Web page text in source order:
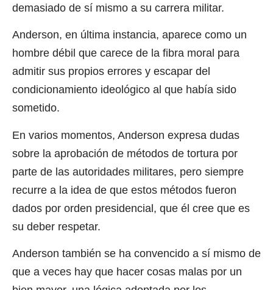
demasiado de sí mismo a su carrera militar.
Anderson, en última instancia, aparece como un
hombre débil que carece de la fibra moral para
admitir sus propios errores y escapar del
condicionamiento ideológico al que había sido
sometido.
En varios momentos, Anderson expresa dudas
sobre la aprobación de métodos de tortura por
parte de las autoridades militares, pero siempre
recurre a la idea de que estos métodos fueron
dados por orden presidencial, que él cree que es
su deber respetar.
Anderson también se ha convencido a sí mismo de
que a veces hay que hacer cosas malas por un